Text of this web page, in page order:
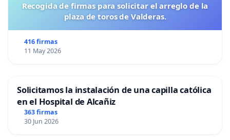
Recogida de firmas para solicitar el arreglo de la
plaza de toros de Valderas.
416 firmas
11 May 2026
Solicitamos la instalación de una capilla católica
en el Hospital de Alcañiz
363 firmas
30 Jun 2026